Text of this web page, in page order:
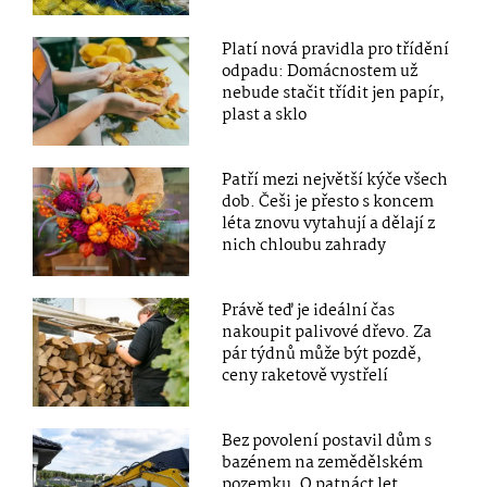
Platí nová pravidla pro třídění
odpadu: Domácnostem už
nebude stačit třídit jen papír,
plast a sklo
Patří mezi největší kýče všech
dob. Češi je přesto s koncem
léta znovu vytahují a dělají z
nich chloubu zahrady
Právě teď je ideální čas
nakoupit palivové dřevo. Za
pár týdnů může být pozdě,
ceny raketově vystřelí
Bez povolení postavil dům s
bazénem na zemědělském